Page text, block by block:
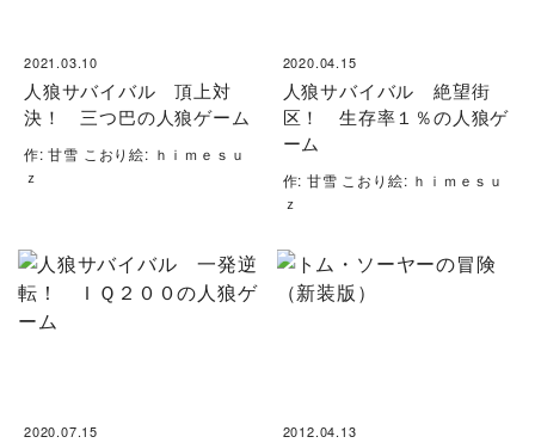
2021.03.10
人狼サバイバル 頂上対
決！ 三つ巴の人狼ゲーム
作: 甘雪 こおり絵: ｈｉｍｅｓｕ
ｚ
2020.04.15
人狼サバイバル 絶望街
区！ 生存率１％の人狼ゲ
ーム
作: 甘雪 こおり絵: ｈｉｍｅｓｕ
ｚ
2020.07.15 2012.04.13